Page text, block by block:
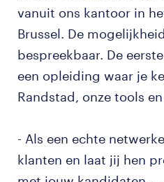
vanuit ons kantoor in
Brussel. De
bespreekbaar. De
een opleiding waar je
Randstad, onze tools
- Als een echte
klanten en laat jij hen